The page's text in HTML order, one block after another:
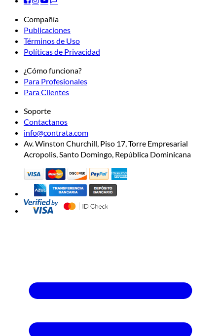
Compañía
Publicaciones
Términos de Uso
Políticas de Privacidad
¿Cómo funciona?
Para Profesionales
Para Clientes
Soporte
Contactanos
info@contrata.com
Av. Winston Churchill, Piso 17, Torre Empresarial
Acropolis, Santo Domingo, República Dominicana